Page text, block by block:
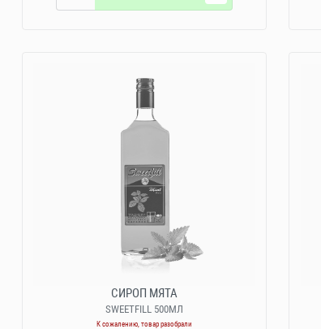
СИРОП МЯТА
SWEETFILL 500МЛ
К сожалению, товар разобрали